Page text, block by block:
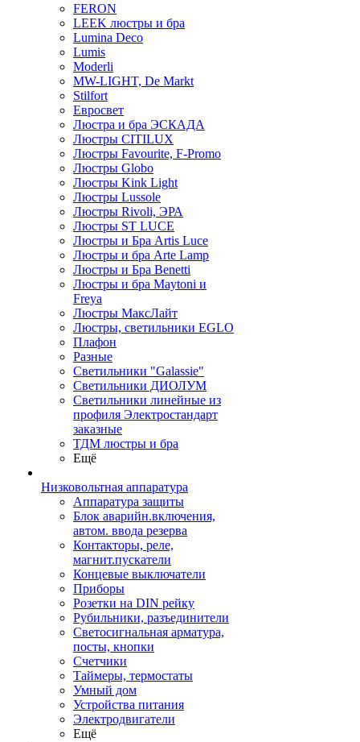
FERON
LEEK люстры и бра
Lumina Deco
Lumis
Moderli
MW-LIGHT, De Markt
Stilfort
Евросвет
Люстра и бра ЭСКАДА
Люстры CITILUX
Люстры Favourite, F-Promo
Люстры Globo
Люстры Kink Light
Люстры Lussole
Люстры Rivoli, ЭРА
Люстры ST LUCE
Люстры и Бра Artis Luce
Люстры и бра Arte Lamp
Люстры и Бра Benetti
Люстры и бра Maytoni и
Freya
Люстры МаксЛайт
Люстры, светильники EGLO
Плафон
Разные
Светильники "Galassie"
Светильники ДИОЛУМ
Светильники линейные из
профиля Электростандарт
заказные
ТДМ люстры и бра
Ещё
Низковольтная аппаратура
Аппаратура защиты
Блок аварийн.включения,
автом. ввода резерва
Контакторы, реле,
магнит.пускатели
Концевые выключатели
Приборы
Розетки на DIN рейку
Рубильники, разъединители
Светосигнальная арматура,
посты, кнопки
Счетчики
Таймеры, термостаты
Умный дом
Устройства питания
Электродвигатели
Ещё